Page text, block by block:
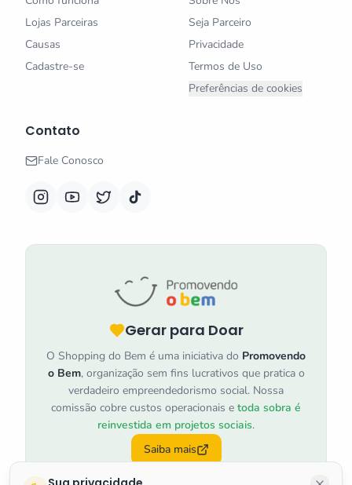
Lojas Parceiras
Causas
Cadastre-se
Seja Parceiro
Privacidade
Termos de Uso
Preferências de cookies
Contato
Fale Conosco
Gerar para Doar
O Shopping do Bem é uma iniciativa do Promovendo
o Bem, organização sem fins lucrativos que pratica o
verdadeiro empreendedorismo social. Nossa
comissão cobre custos operacionais e toda sobra é
reinvestida em projetos sociais.
Saiba mais